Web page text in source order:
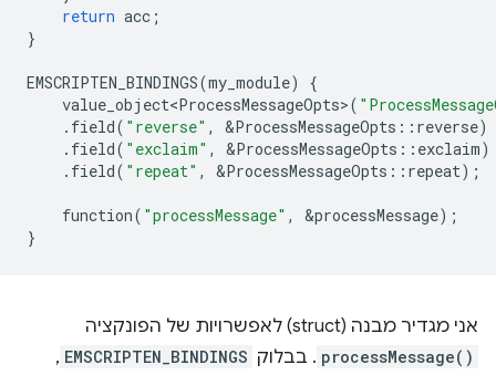
return acc ;
}
EMSCRIPTEN_BINDINGS(my_module)
{
value_object<ProcessMessageOpts>(
. field( "reverse" , &ProcessMessageOpts :: reverse)
. field( "exclaim" , &ProcessMessageOpts :: exclaim)
. field( "repeat" , &ProcessMessageOpts :: repeat);
function( "processMessage" , &processMessage);
}
אני מגדיר מבנה (struct) לאפשרויות של הפונקציה
processMessage() . בבלוק EMSCRIPTEN_BINDINGS
,